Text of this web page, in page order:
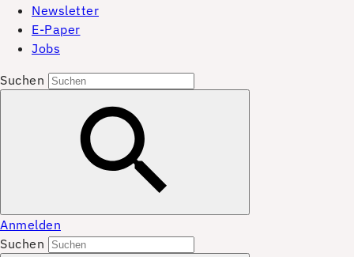
Newsletter
E-Paper
Jobs
Suchen
Anmelden
Suchen